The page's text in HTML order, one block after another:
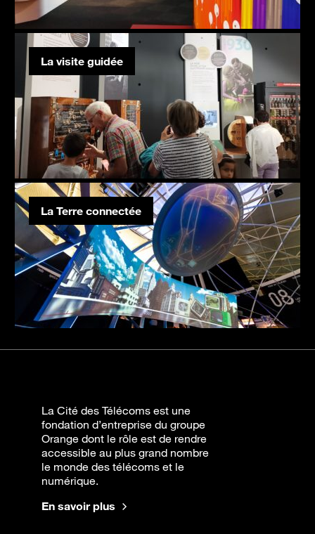
La visite guidée
La Terre connectée
La Cité des Télécoms est une
fondation d’entreprise du groupe
Orange dont le rôle est de rendre
accessible au plus grand nombre
le monde des télécoms et le
numérique.
En savoir plus